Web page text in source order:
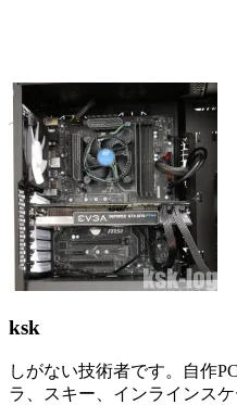
ksk
しがない技術者です。自作
ラ、スキー、インラインス